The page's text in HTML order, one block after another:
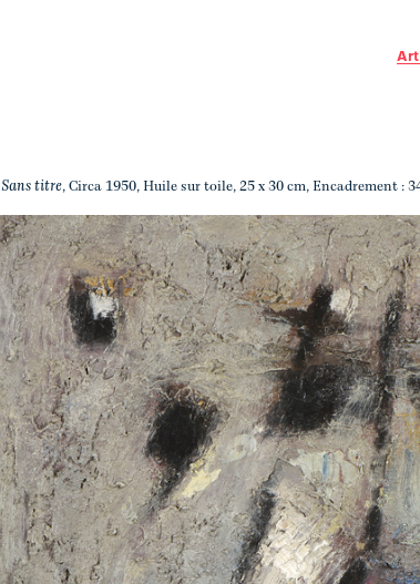
Sans titre, Circa 1950, Huile sur toile, 25 x 30 cm, Encadrement :